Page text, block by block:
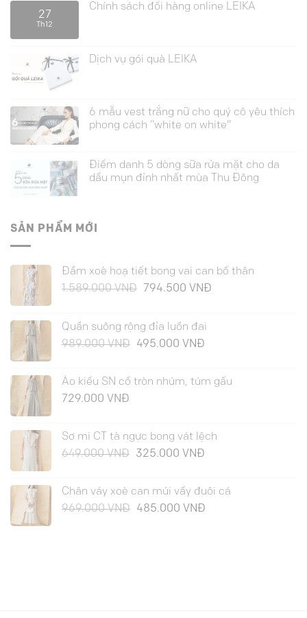
27
Th12
Chính sách đổi hàng online LEIKA
Dịch vụ gói quà LEIKA
6 mẫu vest trắng nữ cho quý cô yêu thích
phong cách “white on white”
Điểm danh 5 dòng sữa rửa mặt cho da
dầu mụn đỉnh nhất mùa Thu Đông
SẢN PHẨM MỚI
Đầm xoè hoạ tiết bong vai can bổ thân
1.589.000VNĐ
Giá
1.589.000 VNĐ.
794.500 VNĐGiá
Quần suông rộng đỉa luồn đai
989.000VNĐ
Giá
989.000 VNĐ.
495.000 VNĐGiá
là:
Áo kiểu SN cổ tròn nhúm, túm gấu
729.000 VNĐ
Sơ mi CT tà ngực bong vát lệch
649.000VNĐ
Giá
649.000 VNĐ.
325.000 VNĐGiá
là:
325.000 VNĐ.
Chân váy xoè can múi vẩy đuôi cá
969.000VNĐ
Giá
485.000 VNĐGiá